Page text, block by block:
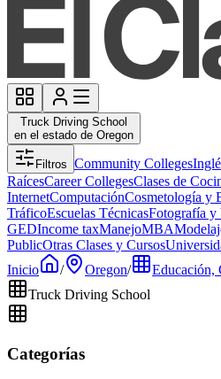
Truck Driving School
en el estado de Oregon
Filtros Community Colleges
RaícesCareer CollegesClases de
InternetComputaciónCosmetología y
TráficoEscuelas TécnicasFotografía y
GEDIncome taxManejoMBA
PublicOtras Clases y Cursos
Inicio
/ Oregon/ Educación,
Truck Driving School
Categorías